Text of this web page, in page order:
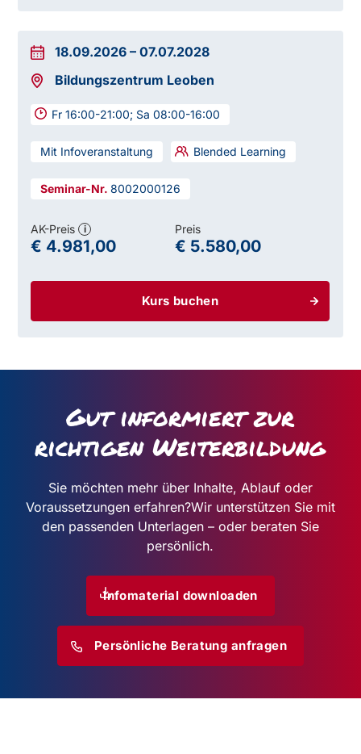
18.09.2026 –07.07.2028
Bildungszentrum Leoben
Fr 16:00-21:00; Sa 08:00-16:00
Mit Infoveranstaltung Blended Learning
8002000126
Kurs buchen
AK-Preis i
€ 4.981,00
Preis
€ 5.580,00
Gut informiert zur
richtigen Weiterbildung
Sie möchten mehr über Inhalte, Ablauf oder
Voraussetzungen erfahren?Wir unterstützen Sie mit
den passenden Unterlagen – oder beraten Sie
persönlich.
Infomaterial downloaden
Persönliche Beratung anfragen